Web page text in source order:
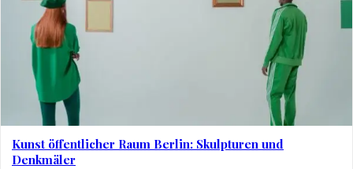
Kunst öffentlicher Raum Berlin: Skulpturen und
Denkmäler